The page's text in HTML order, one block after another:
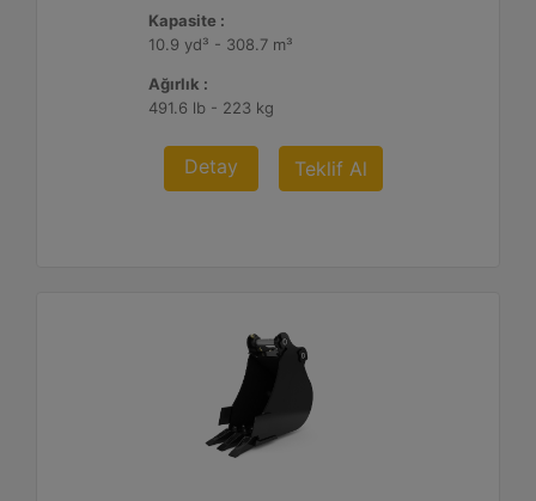
Kapasite :
10.9 yd³ - 308.7 m³
Ağırlık :
491.6 lb - 223 kg
Detay Teklif Al